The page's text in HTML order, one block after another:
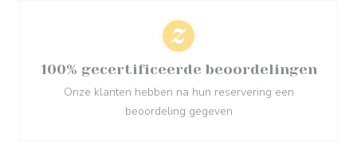
100% gecertificeerde beoordelingen
Onze klanten hebben na hun reservering een
beoordeling gegeven